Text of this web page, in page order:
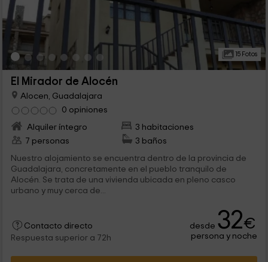
15 Fotos
El Mirador de Alocén
Alocen, Guadalajara
0 opiniones
Alquiler íntegro
3 habitaciones
7 personas
3 baños
Nuestro alojamiento se encuentra dentro de la provincia de
Guadalajara, concretamente en el pueblo tranquilo de
Alocén. Se trata de una vivienda ubicada en pleno casco
urbano y muy cerca de...
Contacto directo
Respuesta superior a 72h
desde 32€
persona y noche